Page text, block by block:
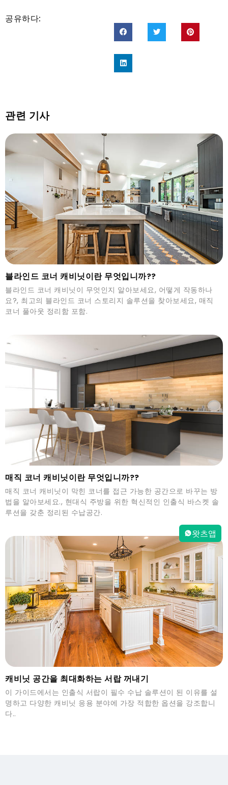
공유하다:
관련 기사
블라인드 코너 캐비닛이란 무엇입니까??
블라인드 코너 캐비닛이 무엇인지 알아보세요, 어떻게 작동하나
요?, 최고의 블라인드 코너 스토리지 솔루션을 찾아보세요, 매직
코너 풀아웃 정리함 포함.
매직 코너 캐비닛이란 무엇입니까??
매직 코너 캐비닛이 막힌 코너를 접근 가능한 공간으로 바꾸는 방
법을 알아보세요., 현대식 주방을 위한 혁신적인 인출식 바스켓 솔
루션을 갖춘 정리된 수납공간.
캐비닛 공간을 최대화하는 서랍 꺼내기
이 가이드에서는 인출식 서랍이 필수 수납 솔루션이 된 이유를 설
명하고 다양한 캐비닛 응용 분야에 가장 적합한 옵션을 강조합니
다..
왓츠앱